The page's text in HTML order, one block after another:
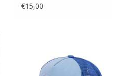
€15,00